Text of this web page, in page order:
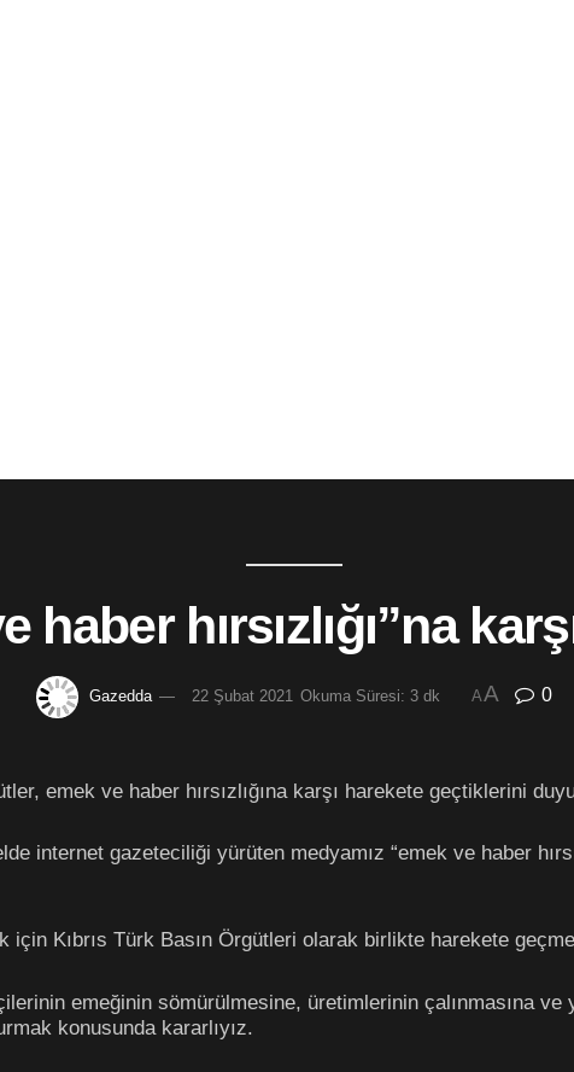
haber hırsızlığı”na
Gazedda 22 Şubat 2021 Okuma Süresi: 3 dk AA 0
emek ve haber hırsızlığına karşı harekete geçtiklerini
internet gazeteciliği yürüten medyamız “emek ve haber
Kıbrıs Türk Basın Örgütleri olarak birlikte harekete geçme
emeğinin sömürülmesine, üretimlerinin çalınmasına ve
konusunda kararlıyız.